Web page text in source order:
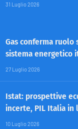
31 Luglio 2026
Gas conferma ruolo
sistema energetico
27 Luglio 2026
Istat: prospettive
incerte, PIL Italia in
10 Luglio 2026